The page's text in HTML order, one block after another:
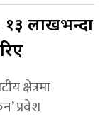
लाखभन्दा
क्षेत्रमा
प्रवेश